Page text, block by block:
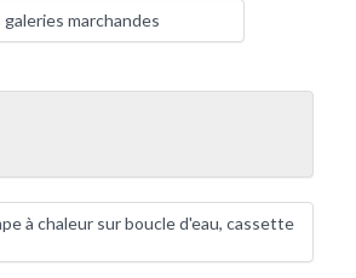
marchandes
à chaleur sur boucle d'eau, cassette